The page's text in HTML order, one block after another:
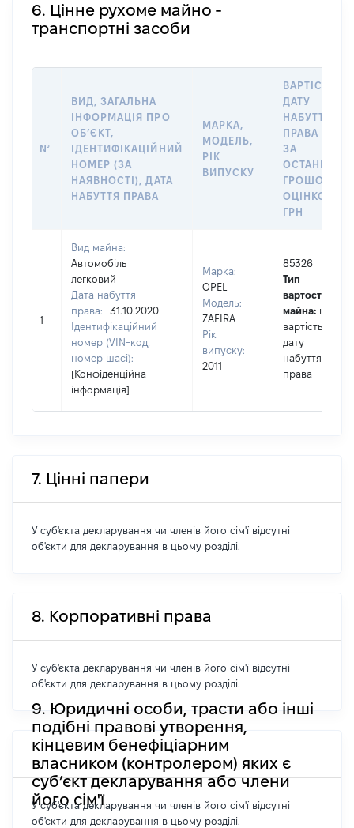
6. Цінне рухоме майно -
транспортні засоби
№
ВИД, ЗАГАЛЬНА
ІНФОРМАЦІЯ ПРО
ОБʼЄКТ,
ІДЕНТИФІКАЦІЙНИЙ
НОМЕР (ЗА
НАЯВНОСТІ), ДАТА
НАБУТТЯ ПРАВА
МАРКА,
МОДЕЛЬ,
РІК
ВИПУСКУ
ВАРТІСТЬ НА
ДАТУ
НАБУТТЯ
ПРАВА АБО
ЗА
ГРОШОВОЮ
ОЦІНКОЮ,
ГРН
1
Вид майна:
Автомобіль
легковий
Дата набуття
права:
31.10.2020
Ідентифікаційний
номер (VIN-код,
номер шасі):
[Конфіденційна
інформація]
Марка:
OPEL
Модель:
ZAFIRA
Рік
випуску:
2011
85326
Тип
вартості
майна: це
вартість на
дату
набуття
права
7. Цінні папери
У суб'єкта декларування чи членів його сім'ї відсутні
об'єкти для декларування в цьому розділі.
8. Корпоративні права
У суб'єкта декларування чи членів його сім'ї відсутні
об'єкти для декларування в цьому розділі.
9. Юридичні особи, трасти або інші
подібні правові утворення,
кінцевим бенефіціарним
власником (контролером) яких є
суб’єкт декларування або члени
його сім'ї
У суб'єкта декларування чи членів його сім'ї відсутні
об'єкти для декларування в цьому розділі.